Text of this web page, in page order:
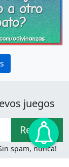
juegos
Recibir!
spam, nunca!